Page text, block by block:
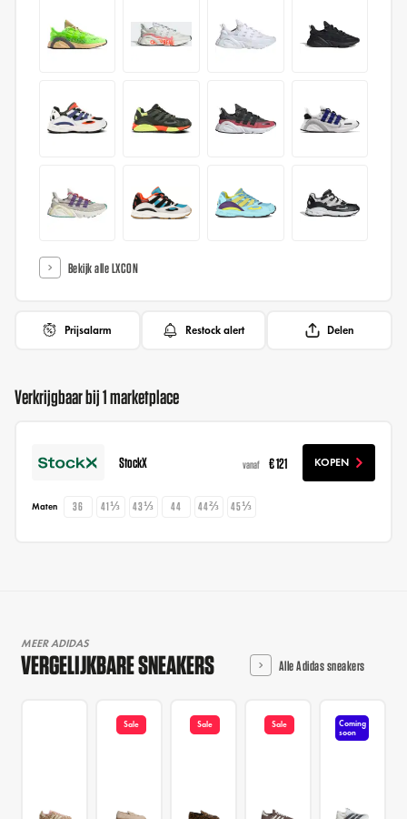
Bekijk alle LXCON
Prijsalarm Restock alert Delen
Verkrijgbaar bij 1 marketplace
StockX vanaf € 121 KOPEN
Maten 36 41⅓ 43⅓ 44 44⅔ 45⅓
MEER ADIDAS
VERGELIJKBARE SNEAKERS Alle Adidas sneakers
Sale Sale Sale
Coming
soon